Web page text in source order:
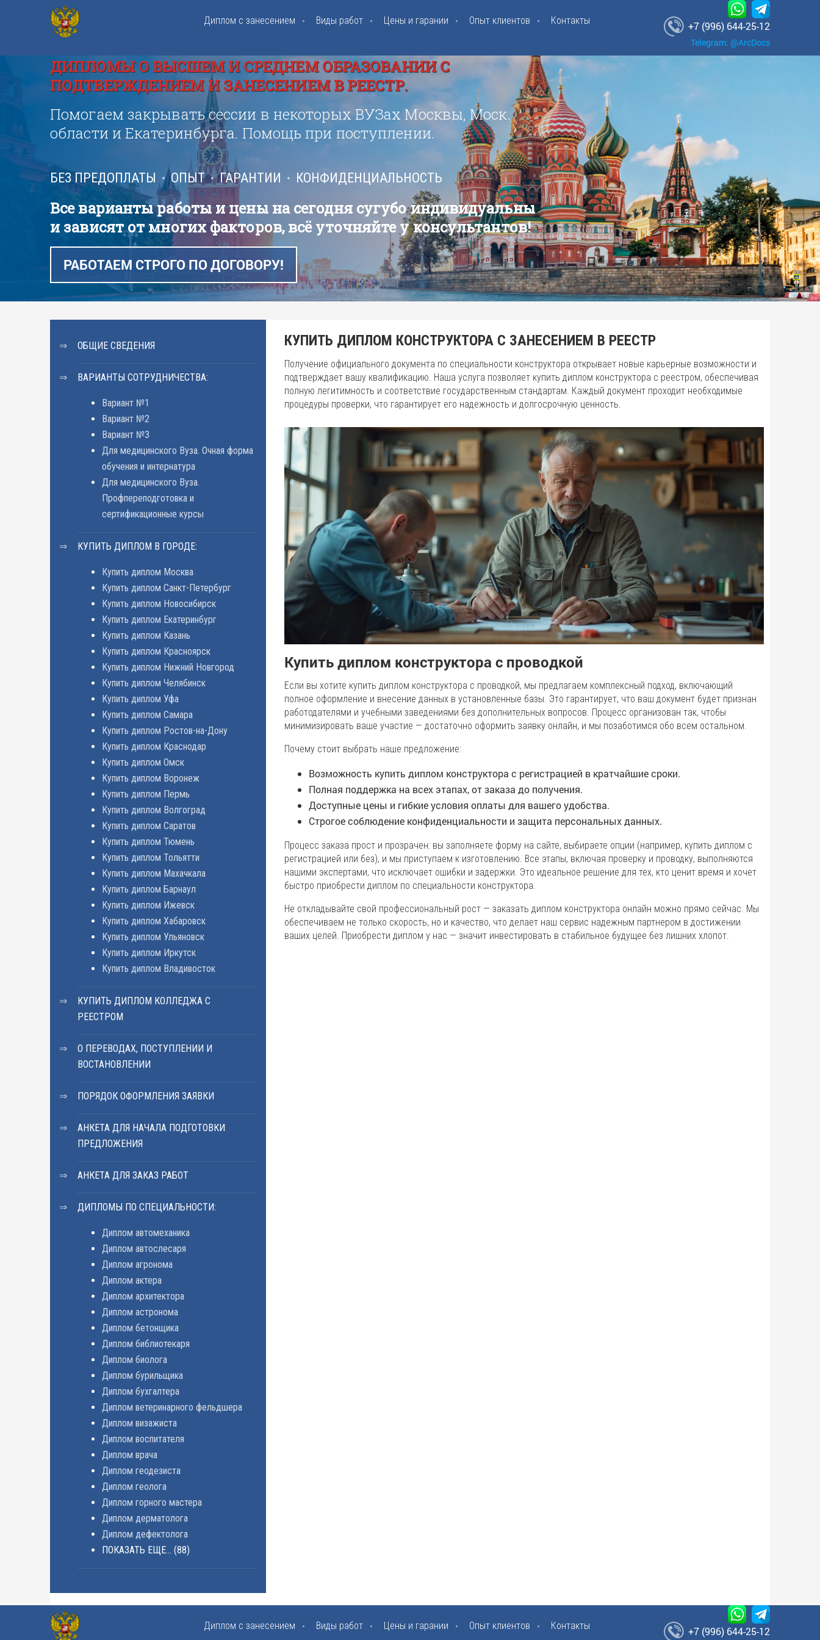
Диплом с занесением Виды работ Цены и гарании Опыт клиентов Контакты +7 (996) 644-25-12
Telegram: @ArcDocs
ДИПЛОМЫ О ВЫСШЕМ И СРЕДНЕМ ОБРАЗОВАНИИ С
ПОДТВЕРЖДЕНИЕМ И ЗАНЕСЕНИЕМ В РЕЕСТР.
Помогаем закрывать сессии в некоторых ВУЗах Москвы, Моск.
области и Екатеринбурга. Помощь при поступлении.
БЕЗ ПРЕДОПЛАТЫ ОПЫТ ГАРАНТИИ КОНФИДЕНЦИАЛЬНОСТЬ
Все варианты работы и цены на сегодня сугубо индивидуальны
и зависят от многих факторов, всё уточняйте у консультантов!
РАБОТАЕМ СТРОГО ПО ДОГОВОРУ!
ОБЩИЕ СВЕДЕНИЯ
ВАРИАНТЫ СОТРУДНИЧЕСТВА:
Вариант №1
Вариант №2
Вариант №3
Для медицинского Вуза. Очная форма
обучения и интернатура
Для медицинского Вуза.
Профпереподготовка и
сертификационные курсы
КУПИТЬ ДИПЛОМ В ГОРОДЕ:
Купить диплом Москва
Купить диплом Санкт-Петербург
Купить диплом Новосибирск
Купить диплом Екатеринбург
Купить диплом Казань
Купить диплом Красноярск
Купить диплом Нижний Новгород
Купить диплом Челябинск
Купить диплом Уфа
Купить диплом Самара
Купить диплом Ростов-на-Дону
Купить диплом Краснодар
Купить диплом Омск
Купить диплом Воронеж
Купить диплом Пермь
Купить диплом Волгоград
Купить диплом Саратов
Купить диплом Тюмень
Купить диплом Тольятти
Купить диплом Махачкала
Купить диплом Барнаул
Купить диплом Ижевск
Купить диплом Хабаровск
Купить диплом Ульяновск
Купить диплом Иркутск
Купить диплом Владивосток
КУПИТЬ ДИПЛОМ КОЛЛЕДЖА С
РЕЕСТРОМ
О ПЕРЕВОДАХ, ПОСТУПЛЕНИИ И
ВОСТАНОВЛЕНИИ
ПОРЯДОК ОФОРМЛЕНИЯ ЗАЯВКИ
АНКЕТА ДЛЯ НАЧАЛА ПОДГОТОВКИ
ПРЕДЛОЖЕНИЯ
АНКЕТА ДЛЯ ЗАКАЗ РАБОТ
ДИПЛОМЫ ПО СПЕЦИАЛЬНОСТИ:
Диплом автомеханика
Диплом автослесаря
Диплом агронома
Диплом актера
Диплом архитектора
Диплом астронома
Диплом бетонщика
Диплом библиотекаря
Диплом биолога
Диплом бурильщика
Диплом бухгалтера
Диплом ветеринарного фельдшера
Диплом визажиста
Диплом воспитателя
Диплом врача
Диплом геодезиста
Диплом геолога
Диплом горного мастера
Диплом дерматолога
Диплом дефектолога
ПОКАЗАТЬ ЕЩЕ... (88)
КУПИТЬ ДИПЛОМ КОНСТРУКТОРА С ЗАНЕСЕНИЕМ В РЕЕСТР
Получение официального документа по специальности конструктора открывает новые карьерные возможности и
подтверждает вашу квалификацию. Наша услуга позволяет купить диплом конструктора с реестром, обеспечивая
полную легитимность и соответствие государственным стандартам. Каждый документ проходит необходимые
процедуры проверки, что гарантирует его надежность и долгосрочную ценность.
Купить диплом конструктора с проводкой
Если вы хотите купить диплом конструктора с проводкой, мы предлагаем комплексный подход, включающий
полное оформление и внесение данных в установленные базы. Это гарантирует, что ваш документ будет признан
работодателями и учебными заведениями без дополнительных вопросов. Процесс организован так, чтобы
минимизировать ваше участие — достаточно оформить заявку онлайн, и мы позаботимся обо всем остальном.
Почему стоит выбрать наше предложение:
Возможность купить диплом конструктора с регистрацией в кратчайшие сроки.
Полная поддержка на всех этапах, от заказа до получения.
Доступные цены и гибкие условия оплаты для вашего удобства.
Строгое соблюдение конфиденциальности и защита персональных данных.
Процесс заказа прост и прозрачен: вы заполняете форму на сайте, выбираете опции (например, купить диплом с
регистрацией или без), и мы приступаем к изготовлению. Все этапы, включая проверку и проводку, выполняются
нашими экспертами, что исключает ошибки и задержки. Это идеальное решение для тех, кто ценит время и хочет
быстро приобрести диплом по специальности конструктора.
Не откладывайте свой профессиональный рост — заказать диплом конструктора онлайн можно прямо сейчас. Мы
обеспечиваем не только скорость, но и качество, что делает наш сервис надежным партнером в достижении
ваших целей. Приобрести диплом у нас — значит инвестировать в стабильное будущее без лишних хлопот.
Диплом с занесением Виды работ Цены и гарании Опыт клиентов Контакты +7 (996) 644-25-12